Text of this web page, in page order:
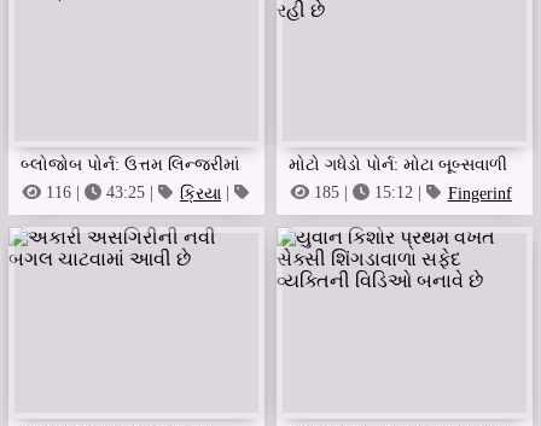
બ્લોજોબ પોર્ન: ઉત્તમ લિન્જરીમાં
ઓઇલી ઇન્ટરટ્વાઇન્ડ ફકિંગ
116 | 43:25 | ક્રિયા |
બેબે
મોટો ગધેડો પોર્ન: મોટા બૂબ્સવાળી
સેક્સી એશિયન છોકરી તમને
ચીડવી રહી છે
185 | 15:12 |
Fingerinf
|
મોટું